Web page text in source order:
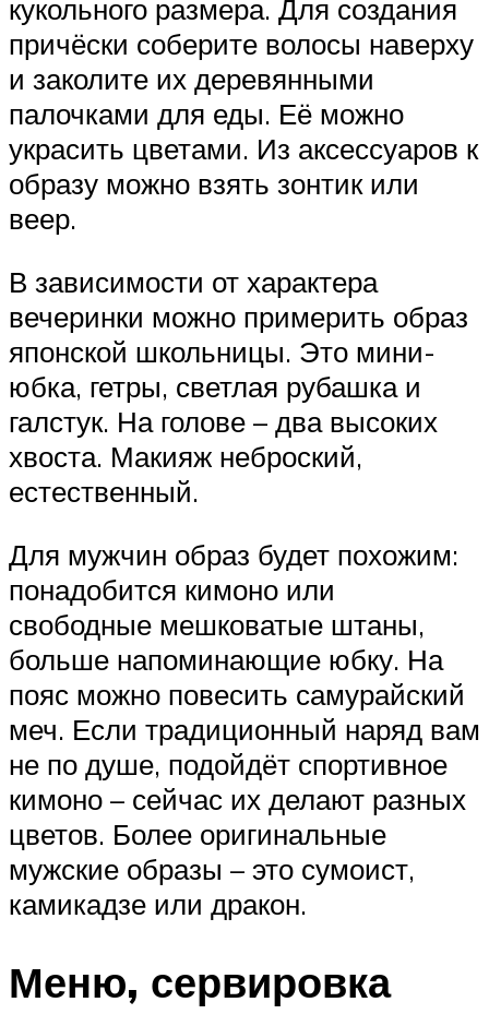
кукольного размера. Для создания
причёски соберите волосы наверху
и заколите их деревянными
палочками для еды. Её можно
украсить цветами. Из аксессуаров к
образу можно взять зонтик или
веер.
В зависимости от характера
вечеринки можно примерить образ
японской школьницы. Это мини-
юбка, гетры, светлая рубашка и
галстук. На голове – два высоких
хвоста. Макияж неброский,
естественный.
Для мужчин образ будет похожим:
понадобится кимоно или
свободные мешковатые штаны,
больше напоминающие юбку. На
пояс можно повесить самурайский
меч. Если традиционный наряд вам
не по душе, подойдёт спортивное
кимоно – сейчас их делают разных
цветов. Более оригинальные
мужские образы – это сумоист,
камикадзе или дракон.
Меню, сервировка